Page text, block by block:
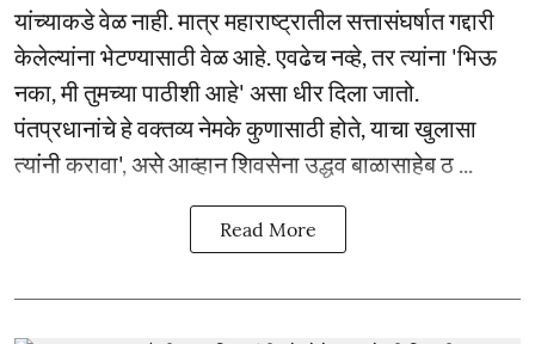
यांच्याकडे वेळ नाही. मात्र महाराष्ट्रातील सत्तासंघर्षात गद्दारी
केलेल्यांना भेटण्यासाठी वेळ आहे. एवढेच नव्हे, तर त्यांना 'भिऊ
नका, मी तुमच्या पाठीशी आहे' असा धीर दिला जातो.
पंतप्रधानांचे हे वक्तव्य नेमके कुणासाठी होते, याचा खुलासा
त्यांनी करावा', असे आव्हान शिवसेना उद्धव बाळासाहेब ठ ...
Read More